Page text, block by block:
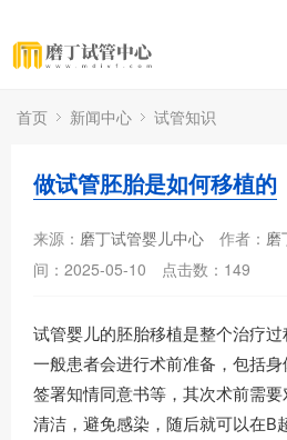
首页 新闻中心 试管知识
做试管胚胎是如何移植的
来源： 磨丁试管婴儿中心 作者： 磨
间：2025-05-10
点击数： 149
试管婴儿的胚胎移植是整个治疗过
一般患者会进行术前准备，包括身
签署知情同意书等，其次术前需
清洁，避免感染，随后就可以在B